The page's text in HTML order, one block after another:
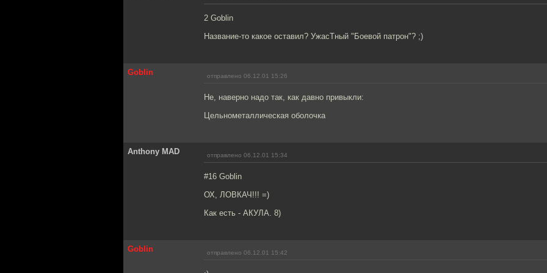
2 Goblin
Название-то какое оставил? УжасТный "Боевой патрон"? ;)
Goblin отправлено 06.12.01 15:26
Не, наверно надо так, как давно привыкли:
Цельнометаллическая оболочка
Anthony MAD отправлено 06.12.01 15:34
#16 Goblin
ОХ, ЛОВКАЧ!!! =)
Как есть - АКУЛА. 8)
Goblin отправлено 06.12.01 15:42